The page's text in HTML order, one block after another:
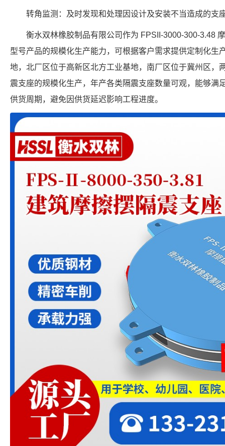
转角监测：及时发现和处理因设计及安装不当造成的支
衡水双林橡胶制品有限公司作为 FPSII-3000-300-3.48
型号产品的规模化生产能力，可根据客户需求提供定制化生
地，北厂区位于高新区北方工业基地，南厂区位于冀州区，
震支座的规模化生产，年产各类隔震支座数量可观，能够满
供货周期，避免因供货延迟影响工程进度。